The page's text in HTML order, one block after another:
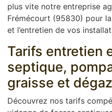
plus vite notre entreprise
Frémécourt (95830) pour
et l’entretien de vos
Tarifs entretien
septique,
graisse et
Découvrez nos tarifs